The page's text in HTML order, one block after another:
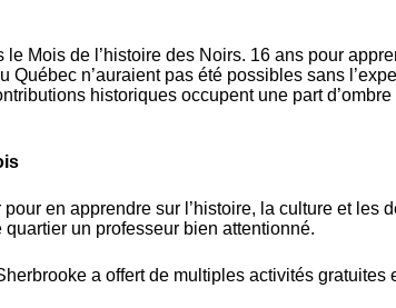
Mois de l’histoire des Noirs. 16 ans pour
n’auraient pas été possibles sans
historiques occupent une part
en apprendre sur l’histoire, la culture et les
un professeur bien attentionné.
a offert de multiples activités gratuites